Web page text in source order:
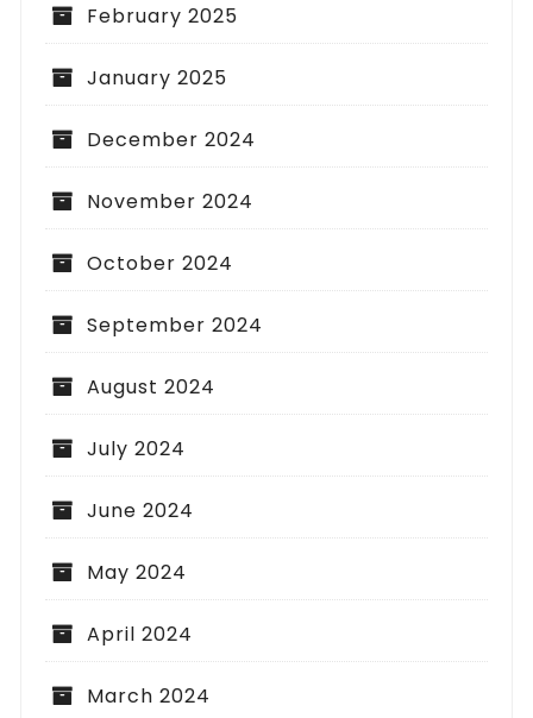
February 2025
January 2025
December 2024
November 2024
October 2024
September 2024
August 2024
July 2024
June 2024
May 2024
April 2024
March 2024